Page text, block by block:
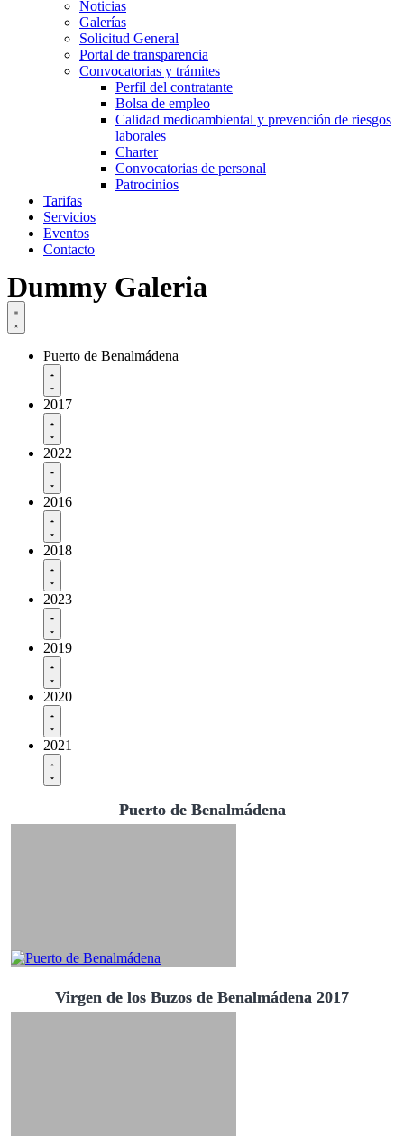
Noticias
Galerías
Solicitud General
Portal de transparencia
Convocatorias y trámites
Perfil del contratante
Bolsa de empleo
Calidad medioambiental y prevención de riesgos
laborales
Charter
Convocatorias de personal
Patrocinios
Tarifas
Servicios
Eventos
Contacto
Dummy Galeria
Puerto de Benalmádena
2017
2022
2016
2018
2023
2019
2020
2021
Puerto de Benalmádena
Virgen de los Buzos de Benalmádena 2017